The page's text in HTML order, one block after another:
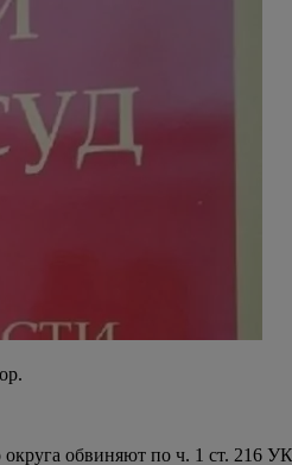
обвиняют по ч. 1 ст.